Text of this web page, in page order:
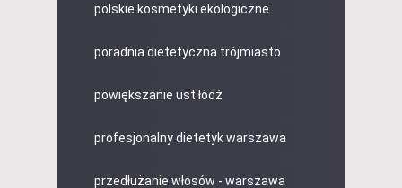
polskie kosmetyki ekologiczne
poradnia dietetyczna trójmiasto
powiększanie ust łódź
profesjonalny dietetyk warszawa
przedłużanie włosów - warszawa